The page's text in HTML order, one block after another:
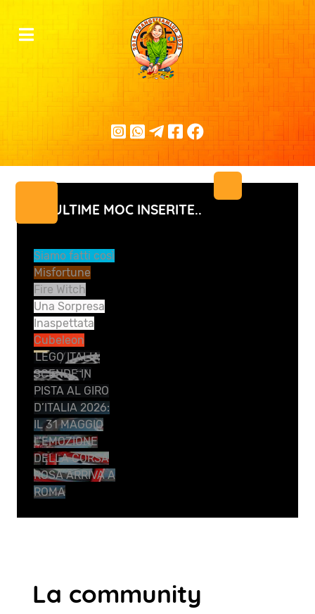
LE ULTIME MOC INSERITE..
Siamo fatti così
Misfortune
Fire Witch
Una Sorpresa
Inaspettata
Cubeleon
LEGO ITALIA
SCENDE IN
PISTA AL GIRO
D’ITALIA 2026:
IL 31 MAGGIO
L’EMOZIONE
DELLA CORSA
ROSA ARRIVA A
ROMA
La community